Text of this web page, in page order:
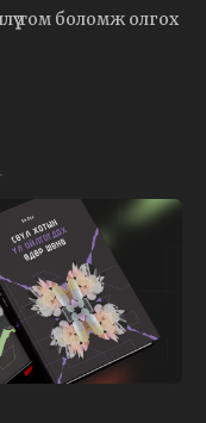
том боломж олгох